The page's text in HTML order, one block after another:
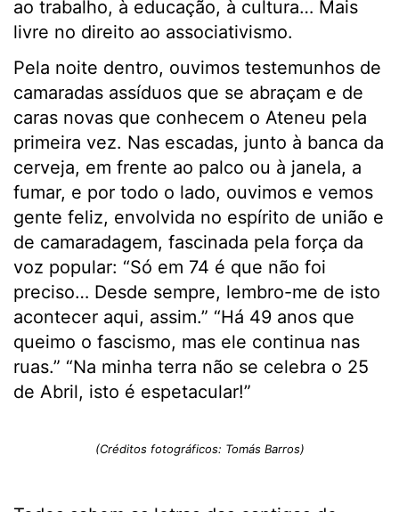
ao trabalho, à educação, à cultura… Mais
livre no direito ao associativismo.
Pela noite dentro, ouvimos testemunhos de
camaradas assíduos que se abraçam e de
caras novas que conhecem o Ateneu pela
primeira vez. Nas escadas, junto à banca da
cerveja, em frente ao palco ou à janela, a
fumar, e por todo o lado, ouvimos e vemos
gente feliz, envolvida no espírito de união e
de camaradagem, fascinada pela força da
voz popular: “Só em 74 é que não foi
preciso… Desde sempre, lembro-me de isto
acontecer aqui, assim.” “Há 49 anos que
queimo o fascismo, mas ele continua nas
ruas.” “Na minha terra não se celebra o 25
de Abril, isto é espetacular!”
(Créditos fotográficos: Tomás Barros)